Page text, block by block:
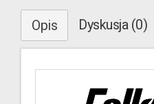
Opis Dyskusja (0)